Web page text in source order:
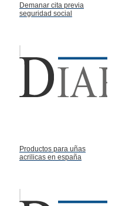
Demanar cita previa
seguridad social
Productos para uñas
acrilicas en españa